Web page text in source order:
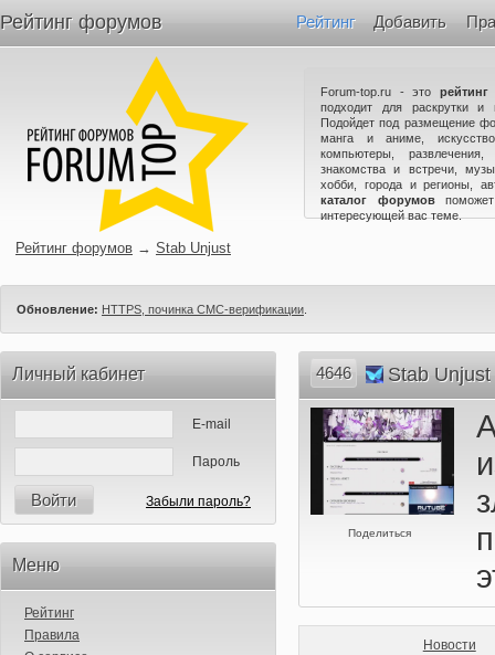
Рейтинг форумов Рейтинг Добавить
Forum-top.ru - это
подходит для раскрутки и
Подойдет под размещение
манга и аниме,
компьютеры,
знакомства и встречи,
хобби, города и регионы,
каталог форумов
интересующей вас теме.
Рейтинг форумов → Stab Unjust
Обновление: HTTPS, починка СМС-верификации
Личный кабинет
E-mail
Пароль
Войти Забыли пароль?
Меню
Рейтинг
Правила
4646 Stab Unjust
Поделиться
Новости